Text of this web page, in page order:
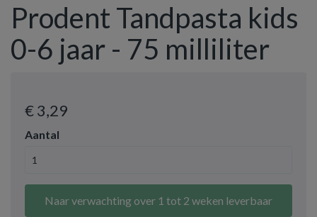
Prodent Tandpasta kids
0-6 jaar - 75 milliliter
€ 3,29
Aantal
Naar verwachting over 1 tot 2 weken leverbaar